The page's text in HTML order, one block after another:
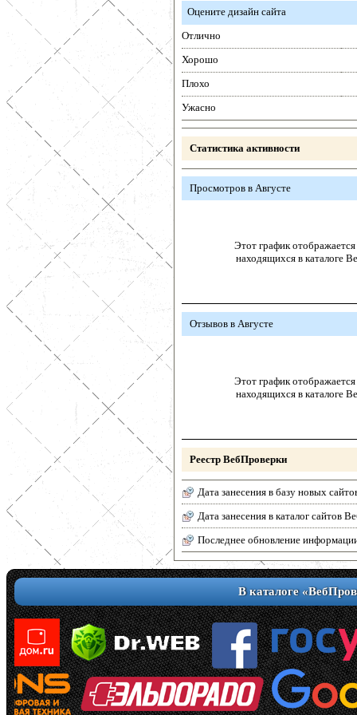
Оцените дизайн сайта
Отлично
Хорошо
Плохо
Ужасно
Статистика активности
Просмотров в Августе
Этот график отображается
находящихся в каталоге
Отзывов в Августе
Этот график отображается
находящихся в каталоге
Реестр ВебПроверки
Дата занесения в базу новых
Дата занесения в каталог сайтов
Последнее обновление
В каталоге